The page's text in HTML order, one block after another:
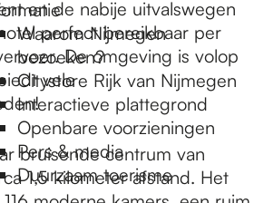
Waarom Nijmegen
bezoeken?
Citystore Rijk van Nijmegen
Interactieve plattegrond
Openbare voorzieningen
Pers & media
Duurzaam toerisme
en de nabije uitvalswegen
perfect bereikbaar per
De omgeving is volop
vele
bruisende centrum van
1,5 kilometer afstand. Het